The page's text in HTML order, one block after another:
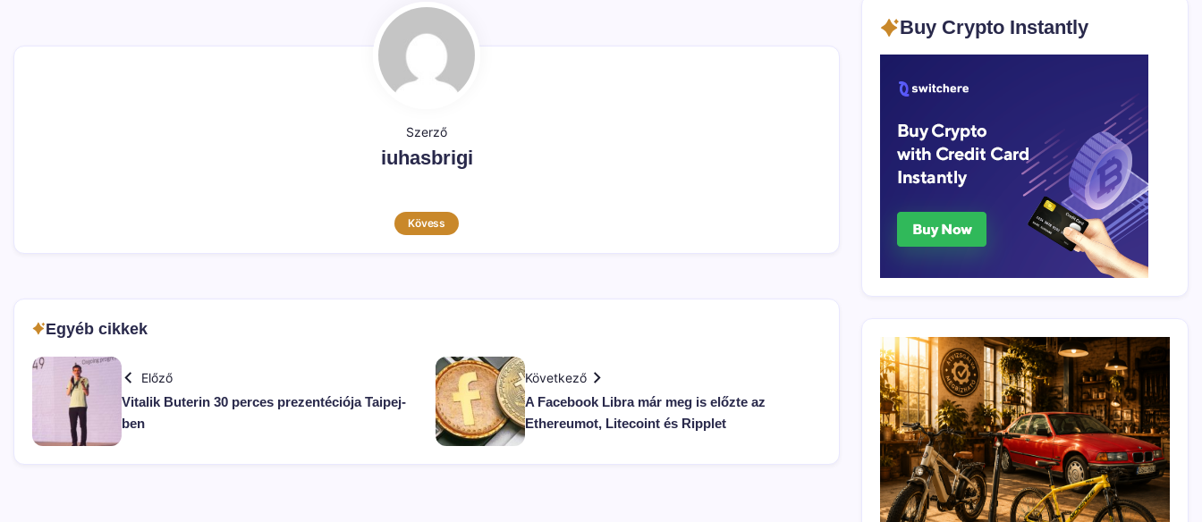
Szerző
iuhasbrigi
Kövess
Egyéb cikkek
Előző
Vitalik Buterin 30 perces prezentéciója Taipej-
ben
Következő
A Facebook Libra már meg is előzte az
Ethereumot, Litecoint és Ripplet
Buy Crypto Instantly